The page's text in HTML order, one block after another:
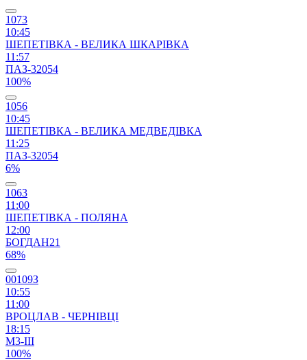
1073
10:45
ШЕПЕТІВКА - ВЕЛИКА ШКАРІВКА
11:57
ПАЗ-32054
100%
1056
10:45
ШЕПЕТІВКА - ВЕЛИКА МЕДВЕДІВКА
11:25
ПАЗ-32054
6%
1063
11:00
ШЕПЕТІВКА - ПОЛЯНА
12:00
БОГДАН21
68%
00109З
10:55
11:00
ВРОЦЛАВ - ЧЕРНІВЦІ
18:15
М3-ІІІ
100%